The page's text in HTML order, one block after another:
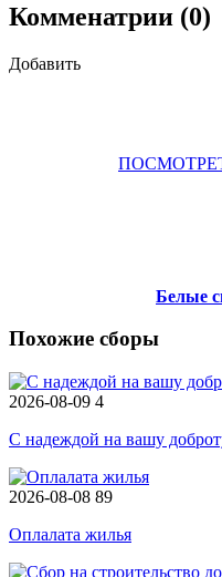
Комменатрии (0)
Добавить
Белые
Похожие сборы
2026-08-09 4
С надеждой на вашу
2026-08-08 89
Оплалата жилья